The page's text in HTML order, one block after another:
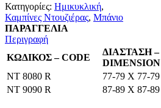
Κατηγορίες: Ημικυκλική,
Καμπίνες Ντουζιέρας, Μπάνιο
ΠΑΡΑΓΓΕΛΙΑ
Περιγραφή
ΚΩΔΙΚΟΣ – CODE
ΔΙΑΣΤΑΣΗ –
DIMENSION
NT 8080 R
77-79 Χ 77-79
NT 9090 R
87-89 X 87-89